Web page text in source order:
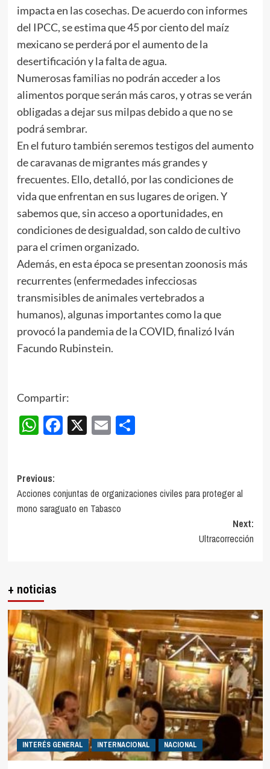
impacta en las cosechas. De acuerdo con informes
del IPCC, se estima que 45 por ciento del maíz
mexicano se perderá por el aumento de la
desertificación y la falta de agua.
Numerosas familias no podrán acceder a los
alimentos porque serán más caros, y otras se verán
obligadas a dejar sus milpas debido a que no se
podrá sembrar.
En el futuro también seremos testigos del aumento
de caravanas de migrantes más grandes y
frecuentes. Ello, detalló, por las condiciones de
vida que enfrentan en sus lugares de origen. Y
sabemos que, sin acceso a oportunidades, en
condiciones de desigualdad, son caldo de cultivo
para el crimen organizado.
Además, en esta época se presentan zoonosis más
recurrentes (enfermedades infecciosas
transmisibles de animales vertebrados a
humanos), algunas importantes como la que
provocó la pandemia de la COVID, finalizó Iván
Facundo Rubinstein.
Compartir:
WhatsApp
Facebook
X EmailCompartir
Post
navigation
Previous:
Acciones conjuntas de organizaciones civiles para proteger al
mono saraguato en Tabasco
Next:
Ultracorrección
+ noticias
INTERÉS GENERAL INTERNACIONAL NACIONAL